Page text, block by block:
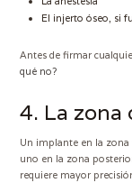
El injerto óseo, si
Antes de firmar
qué no?
4. La zona
Un implante en la
uno en la zona
requiere mayor